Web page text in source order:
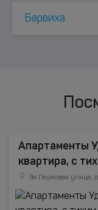
Барвиха
Апартаменты
квартира, с
3я Парковая улица,